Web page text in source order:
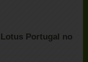
Portugal no